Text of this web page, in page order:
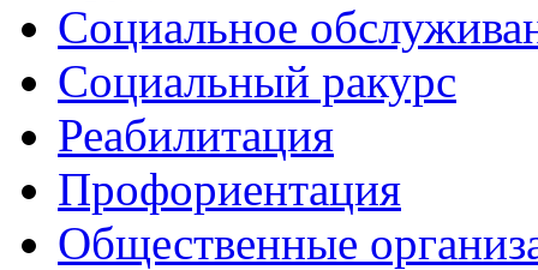
Социальное
Социальный ракурс
Реабилитация
Профориентация
Общественные